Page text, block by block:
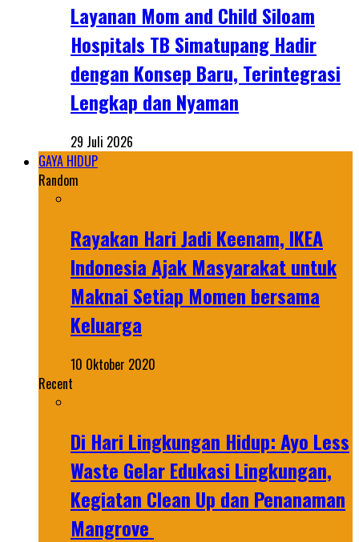
Layanan Mom and Child Siloam
Hospitals TB Simatupang Hadir
dengan Konsep Baru, Terintegrasi
Lengkap dan Nyaman
29 Juli 2026
GAYA HIDUP
Random
Rayakan Hari Jadi Keenam, IKEA
Indonesia Ajak Masyarakat untuk
Maknai Setiap Momen bersama
Keluarga
10 Oktober 2020
Recent
Di Hari Lingkungan Hidup: Ayo Less
Waste Gelar Edukasi Lingkungan,
Kegiatan Clean Up dan Penanaman
Mangrove